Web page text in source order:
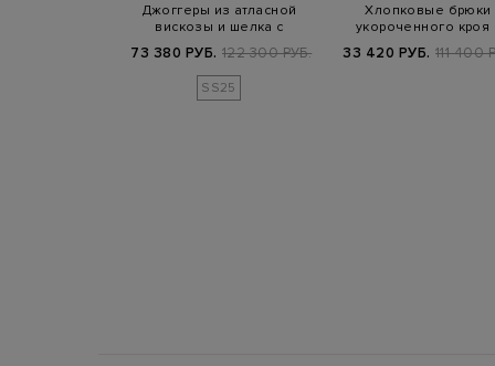
Джоггеры из атласной
вискозы и шелка с
73 380 РУБ. 122 300 РУБ.
SS25
Хлопковые брюки
укороченного кроя
33 420 РУБ. 111 400